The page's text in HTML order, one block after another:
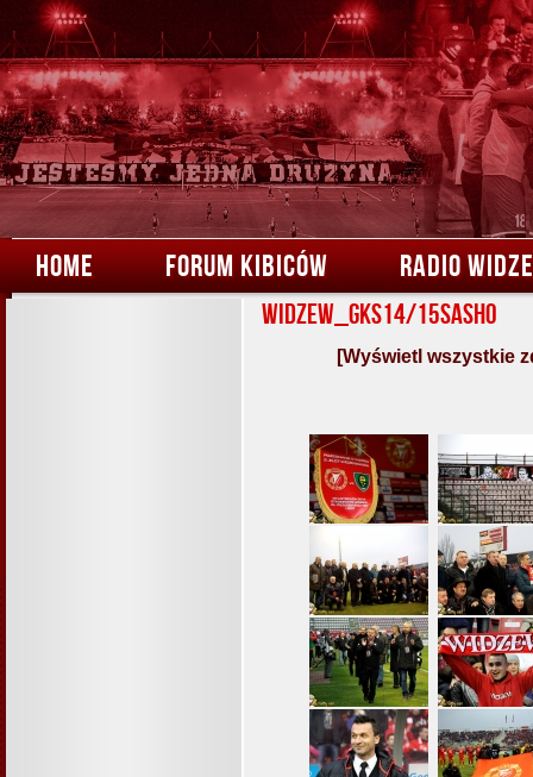
HOME FORUM KIBICÓW RADIO
Widzew_GKS14/15Sasho
[Wyświetl wszystkie